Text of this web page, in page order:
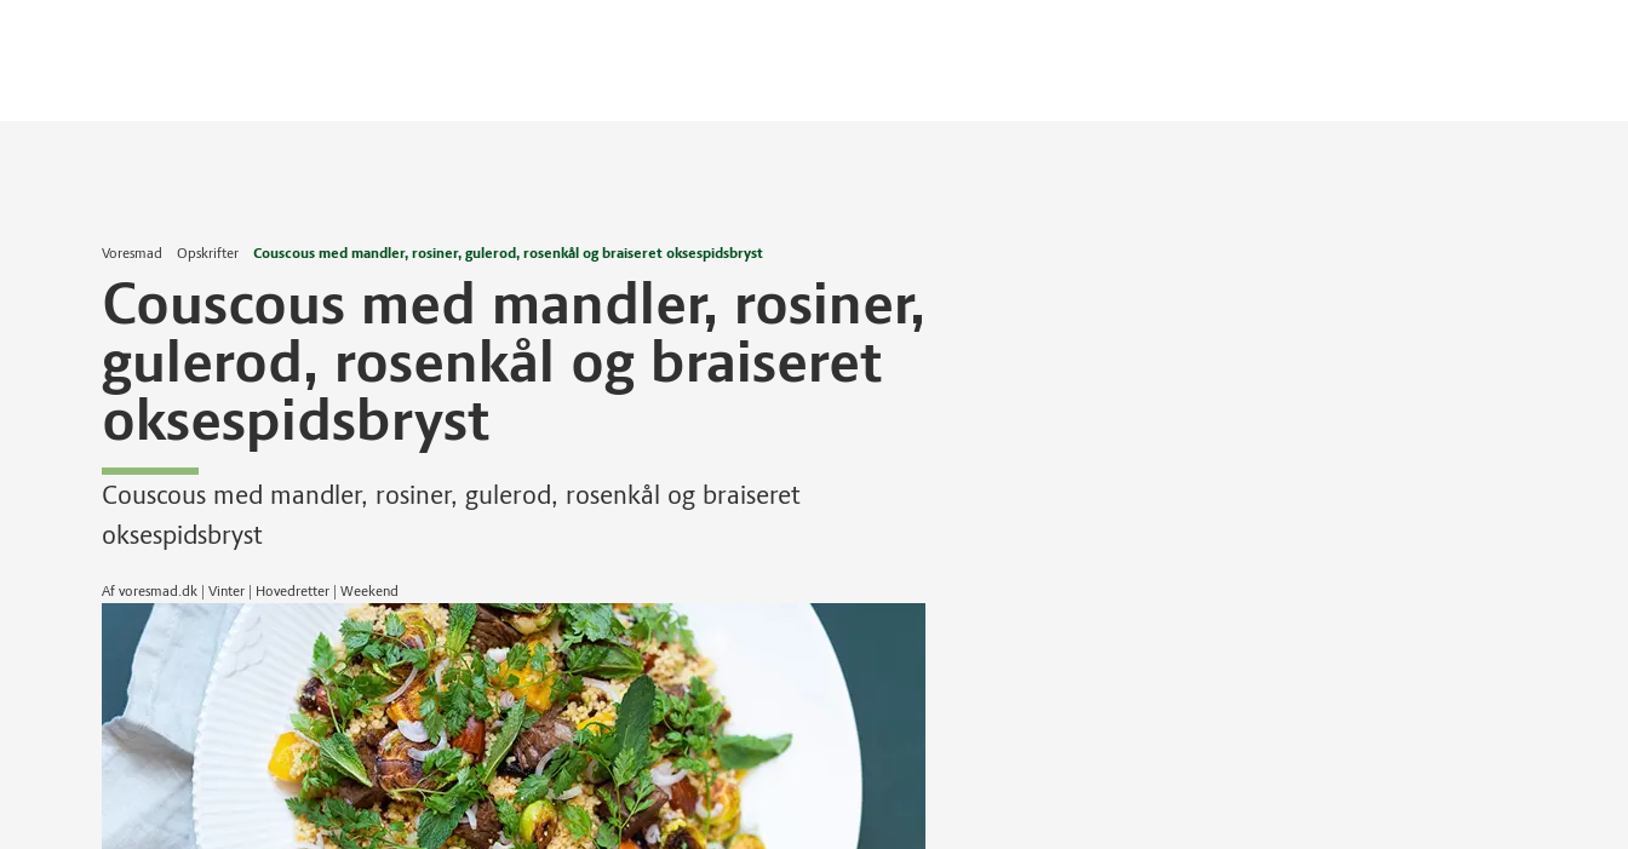
Voresmad Opskrifter Couscous med mandler, rosiner, gulerod, rosenkål og braiseret oksespidsbryst
Couscous med mandler, rosiner,
gulerod, rosenkål og braiseret
oksespidsbryst
Couscous med mandler, rosiner, gulerod, rosenkål og braiseret
oksespidsbryst
Af voresmad.dk | Vinter | Hovedretter | Weekend